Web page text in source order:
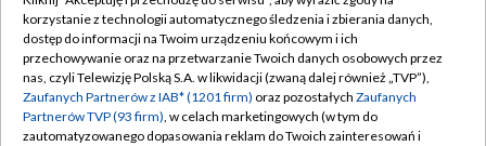
TVP
Abonament TVP
Emisja w TVP
Centrum informacji TVP
Regulamin TVP
Polityka prywatności
Moje zgody
korzystanie z technologii automatycznego śledzenia i zbierania danych,
dostęp do informacji na Twoim urządzeniu końcowym i ich
przechowywanie oraz na przetwarzanie Twoich danych osobowych przez
nas, czyli Telewizję Polską S.A. w likwidacji (zwaną dalej również „TVP”),
Zaufanych Partnerów z IAB* (1201 firm) oraz pozostałych Zaufanych
Partnerów TVP (93 firm), w celach marketingowych (w tym do
zautomatyzowanego dopasowania reklam do Twoich zainteresowań i